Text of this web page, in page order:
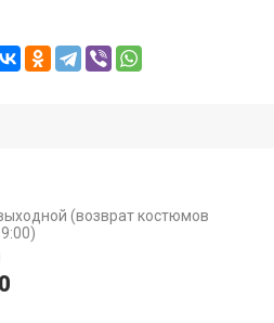
(возврат костюмов